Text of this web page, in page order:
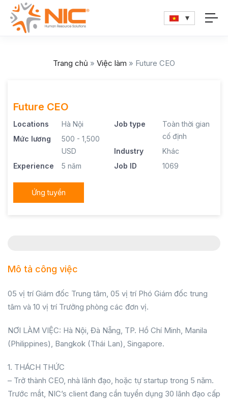
Trang chủ » Việc làm » Future CEO
Future CEO
Locations
Hà Nội
Mức lương
500 - 1,500
USD
Experience
5 năm
Job type
Toàn thời gian
cố định
Industry
Khác
Job ID
1069
Ứng tuyển
Mô tả công việc
05 vị trí Giám đốc Trung tâm, 05 vị trí Phó Giám đốc trung
tâm và 10 vị trí Trưởng phòng các đơn vị.
NƠI LÀM VIỆC: Hà Nội, Đà Nẵng, TP. Hồ Chí Minh, Manila
(Philippines), Bangkok (Thái Lan), Singapore.
1. THÁCH THỨC
– Trở thành CEO, nhà lãnh đạo, hoặc tự startup trong 5 năm.
Trước mắt, NIC’s client đang cần tuyển dụng 30 lãnh đạo cấp